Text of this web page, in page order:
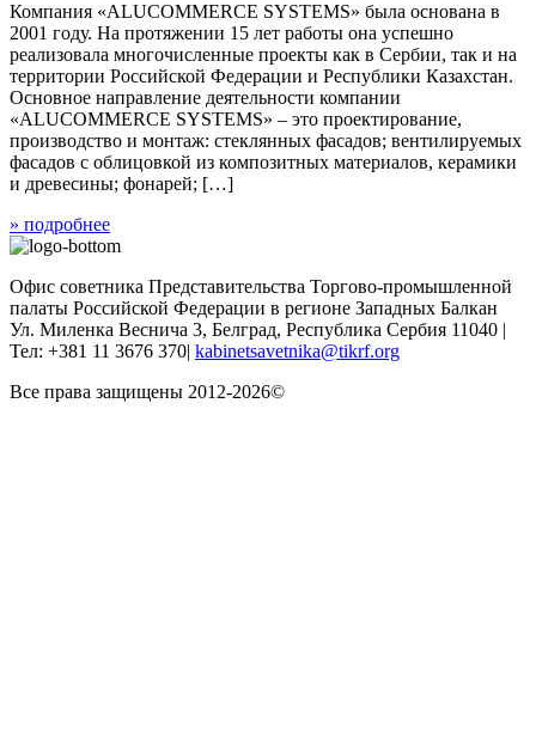
Компания «ALUCOMMERCE SYSTEMS» была основана в
2001 году. На протяжении 15 лет работы она успешно
реализовала многочисленные проекты как в Сербии, так и на
территории Российской Федерации и Республики Казахстан.
Основное направление деятельности компании
«ALUCOMMERCE SYSTEMS» – это проектирование,
производство и монтаж: стеклянных фасадов; вентилируемых
фасадов с облицовкой из композитных материалов, керамики
и древесины; фонарей; […]
» подробнее
Офис советника Представительства Торгово-промышленной
палаты Российской Федерации в регионе Западных Балкан
Ул. Миленка Веснича 3, Белград, Республика Сербия 11040 |
Тел: +381 11 3676 370| kabinetsavetnika@tikrf.org
Все права защищены 2012-2026©